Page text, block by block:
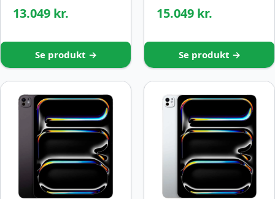
13.049 kr.
Se produkt →
15.049 kr.
Se produkt →